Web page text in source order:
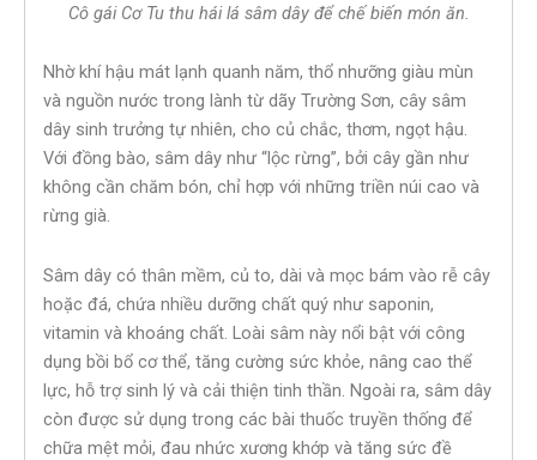
Cô gái Cơ Tu thu hái lá sâm dây để chế biến món ăn.
Nhờ khí hậu mát lạnh quanh năm, thổ nhưỡng giàu mùn
và nguồn nước trong lành từ dãy Trường Sơn, cây sâm
dây sinh trưởng tự nhiên, cho củ chắc, thơm, ngọt hậu.
Với đồng bào, sâm dây như “lộc rừng”, bởi cây gần như
không cần chăm bón, chỉ hợp với những triền núi cao và
rừng già.
Sâm dây có thân mềm, củ to, dài và mọc bám vào rễ cây
hoặc đá, chứa nhiều dưỡng chất quý như saponin,
vitamin và khoáng chất. Loài sâm này nổi bật với công
dụng bồi bổ cơ thể, tăng cường sức khỏe, nâng cao thể
lực, hỗ trợ sinh lý và cải thiện tinh thần. Ngoài ra, sâm dây
còn được sử dụng trong các bài thuốc truyền thống để
chữa mệt mỏi, đau nhức xương khớp và tăng sức đề